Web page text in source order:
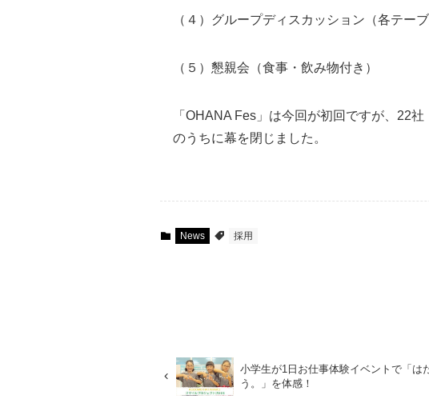
（４）グループディスカッション（各テー
（５）懇親会（食事・飲み物付き）
「OHANA Fes」は今回が初回ですが、22
のうちに幕を閉じました。
News 採用
小学生が1日お仕事体験イベントで「は
う。」を体感！